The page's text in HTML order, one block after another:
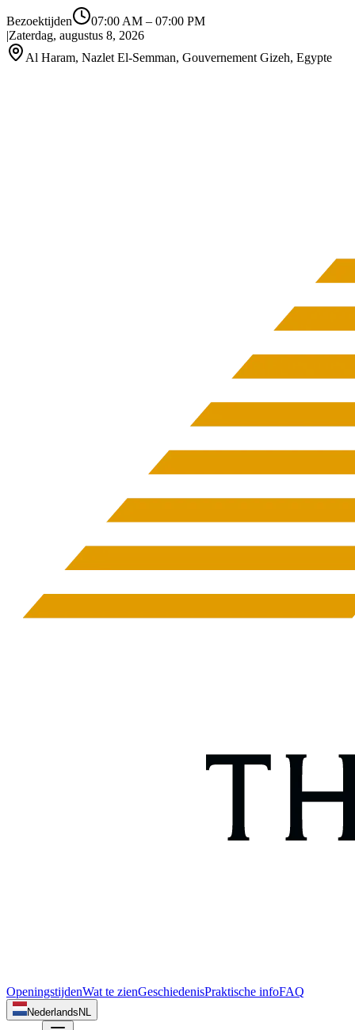
Bezoektijden 07:00 AM – 07:00 PM
|Zaterdag, augustus 8, 2026
Al Haram, Nazlet El-Semman, Gouvernement Gizeh, Egypte
OpeningstijdenWat te zienGeschiedenisPraktische infoFAQ
Nederlands NL